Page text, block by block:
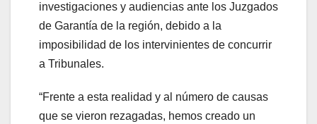
investigaciones y audiencias ante los Juzgados
de Garantía de la región, debido a la
imposibilidad de los intervinientes de concurrir
a Tribunales.
“Frente a esta realidad y al número de causas
que se vieron rezagadas, hemos creado un